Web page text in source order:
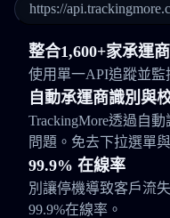
https://
整合1,600+家承運商
使用單一API追蹤並監
自動承運商識別與
TrackingMore透過自
問題。免去下拉選單
99.9% 在線率
別讓停機導致客戶流
99.9%在線率。